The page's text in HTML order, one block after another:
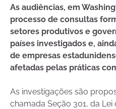
As audiências, em
processo de consultas
setores produtivos e
países investigados e,
de empresas
afetadas pelas práticas
As investigações são
chamada Seção 301, da